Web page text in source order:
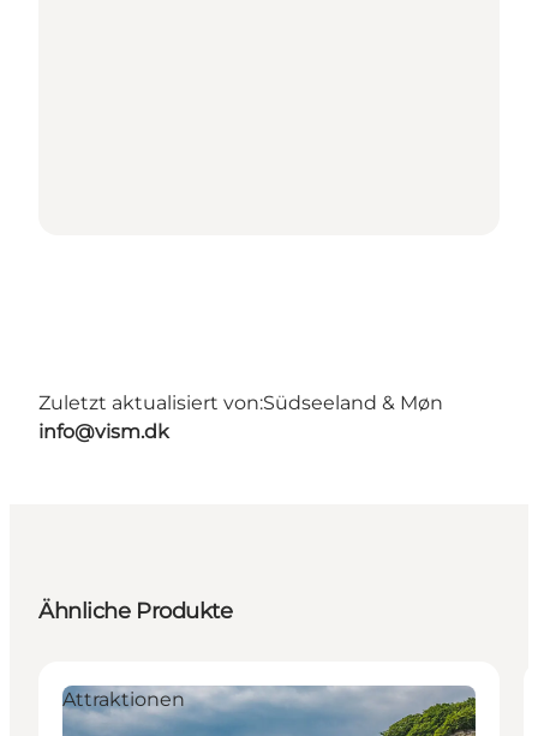
Zuletzt aktualisiert von:Südseeland & Møn
info@vism.dk
Ähnliche Produkte
Attraktionen